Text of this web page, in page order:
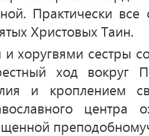
Практически все
Христовых Таин.
хоругвями сестры
ход вокруг
и кроплением
центра